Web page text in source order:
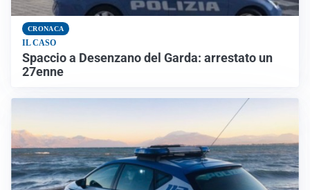
CRONACA
IL CASO
Spaccio a Desenzano del Garda: arrestato un
27enne